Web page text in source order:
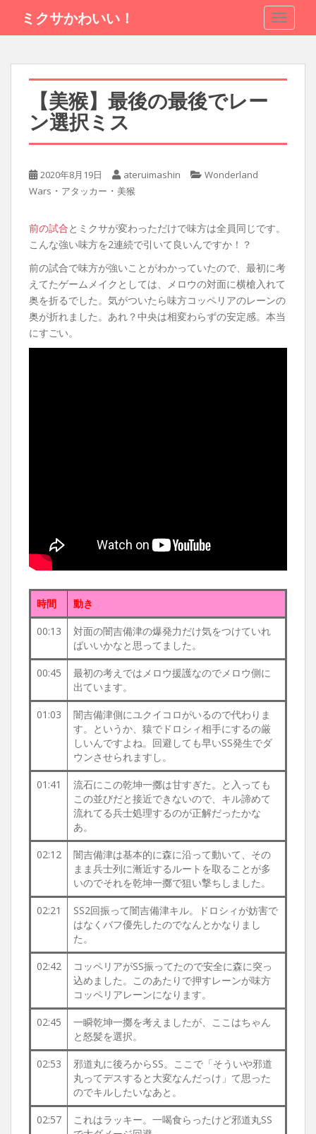
i
ミクサかわいい！
【美猴】最後の最後でレー
ン選択ミス
2020年8月19日 ateruimashin
Wonderland
Wars ・ アタッカー ・ 美猴
前の試合とミクサが変わっただけで味方は全員同じです。
こんな強い味方を2連続で引いて良いんですか！？
前の試合で味方が強いことがわかっていたので、最初に考
えてたゲームメイクとしては、メロウの対面に横槍入れて
奥を折るでした。気がついたら味方コッペリアのレーンの
奥が折れました。あれ？中央は相変わらずの安定感。本当
にすごい。
時間 動き
00:13
対面の闇吉備津の爆発力だけ気をつけていれ
ばいいかなと思ってました。
00:45
最初の考えではメロウ援護なのでメロウ側に
出ています。
01:03
闇吉備津側にユクイコロがいるので代わりま
す。というか、猿でドロシィ相手にするの厳
しいんですよね。回避しても早いSS発生でダ
ウンさせられますし。
01:41
流石にこの乾坤一擲は甘すぎた。と入っても
この並びだと接近できないので、キル諦めて
流れてる兵士処理するのが正解だったかな
あ。
02:12
闇吉備津は基本的に森に沿って動いて、その
まま兵士列に漸近するルートを取ることが多
いのでそれを乾坤一擲で狙い撃ちしました。
02:21
SS2回振って闇吉備津キル。ドロシィが妨害で
はなくバフ優先したのでなんとかなりまし
た。
02:42
コッペリアがSS振ってたので安全に森に突っ
込めました。このあたりで押すレーンが味方
コッペリアレーンになります。
02:45
一瞬乾坤一擲を考えましたが、ここはちゃん
と怒髪を選択。
02:53
邪道丸に後ろからSS。ここで「そういや邪道
丸ってデスすると大変なんだっけ」て思った
のでキルしたいなあと。
02:57
これはラッキー。一喝食らったけど邪道丸SS